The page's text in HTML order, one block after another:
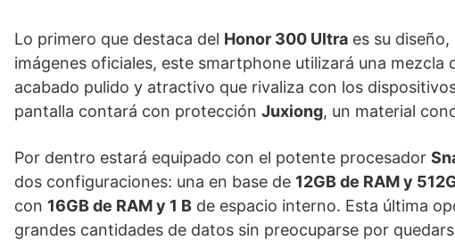
Lo primero que destaca del Honor 300 Ultra es su
imágenes oficiales, este smartphone utilizará una
acabado pulido y atractivo que rivaliza con los
pantalla contará con protección Juxiong, un material
Por dentro estará equipado con el potente procesador
dos configuraciones: una en base de 12GB de RAM y
con 16GB de RAM y 1 B de espacio interno. Esta última
grandes cantidades de datos sin preocuparse por